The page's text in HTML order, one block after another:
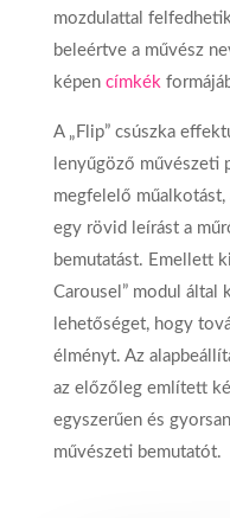
mozdulattal
beleértve a művész
képen címkék
A „Flip” csúszka
lenyűgöző művészeti
megfelelő műalkotást,
egy rövid leírást a
bemutatást. Emellett
Carousel” modul által
lehetőséget, hogy
élményt. Az
az előzőleg említett
egyszerűen és
művészeti bemutatót.